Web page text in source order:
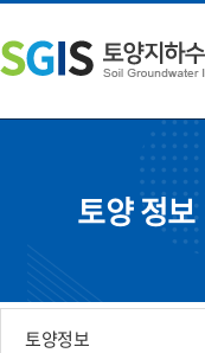
문
내
용
쪽
메
뉴
단
주
소
토양 정보
토양정보